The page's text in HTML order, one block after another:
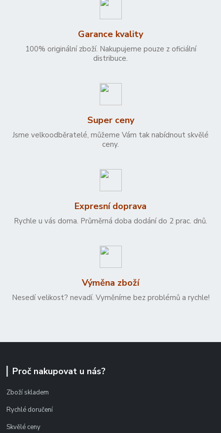
Garance kvality
100% originální zboží. Nakupujeme pouze z oficiální
distribuce.
Super ceny
Jsme velkoodběratelé, můžeme Vám tak nabídnout skvělé
ceny.
Expresní doprava
Rychle u vás doma. Průměrná doba dodání do 2 prac. dnů.
Výměna zboží
Nesedí velikost? nevadí. Vyměníme bez problémů a rychle!
Proč nakupovat u nás?
Zboží skladem
Rychlé doručení
Skvělé ceny